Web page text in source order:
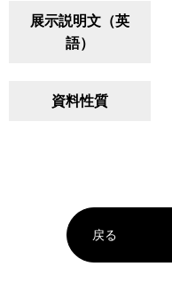
展示説明文（英
語）
資料性質
戻る